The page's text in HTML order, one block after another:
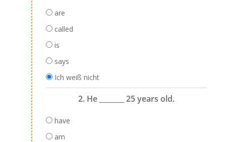
are
called
is
says
Ich weiß nicht
2. He _______ 25 years old.
have
am